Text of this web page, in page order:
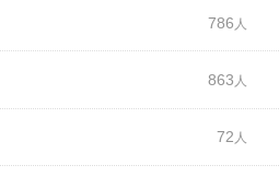
786
863
72